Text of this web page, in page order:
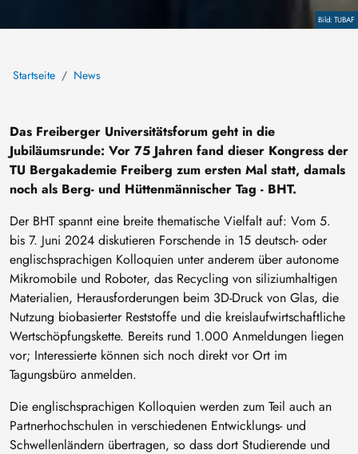
Copyright
TUBAF
Startseite News
Das Freiberger Universitätsforum geht in die
Jubiläumsrunde: Vor 75 Jahren fand dieser Kongress der
TU Bergakademie Freiberg zum ersten Mal statt, damals
noch als Berg- und Hüttenmännischer Tag - BHT.
Der BHT spannt eine breite thematische Vielfalt auf: Vom 5.
bis 7. Juni 2024 diskutieren Forschende in 15 deutsch- oder
englischsprachigen Kolloquien unter anderem über autonome
Mikromobile und Roboter, das Recycling von siliziumhaltigen
Materialien, Herausforderungen beim 3D-Druck von Glas, die
Nutzung biobasierter Reststoffe und die kreislaufwirtschaftliche
Wertschöpfungskette. Bereits rund 1.000 Anmeldungen liegen
vor; Interessierte können sich noch direkt vor Ort im
Tagungsbüro anmelden.
Die englischsprachigen Kolloquien werden zum Teil auch an
Partnerhochschulen in verschiedenen Entwicklungs- und
Schwellenländern übertragen, so dass dort Studierende und